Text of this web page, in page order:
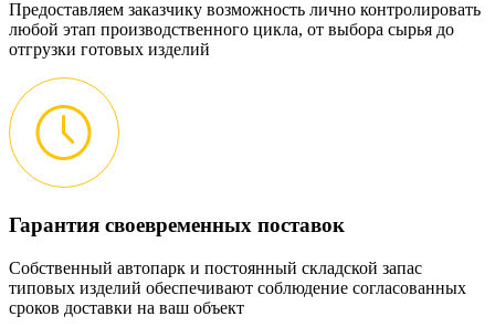
Предоставляем заказчику возможность лично контролировать
любой этап производственного цикла, от выбора сырья до
отгрузки готовых изделий
Гарантия своевременных поставок
Собственный автопарк и постоянный складской запас
типовых изделий обеспечивают соблюдение согласованных
сроков доставки на ваш объект